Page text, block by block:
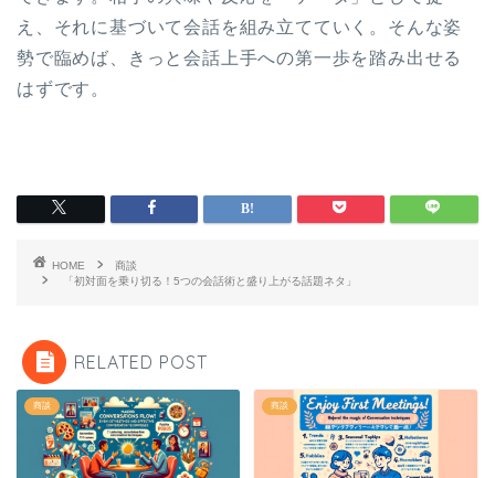
え、それに基づいて会話を組み立てていく。そんな姿
勢で臨めば、きっと会話上手への第一歩を踏み出せる
はずです。
HOME
商談
「初対面を乗り切る！5つの会話術と盛り上がる話題ネタ」
RELATED POST
商談 商談